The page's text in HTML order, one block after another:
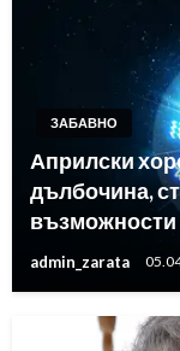
ЗАБАВНО
Априлски
дълбочина,
възможности
admin_zarata